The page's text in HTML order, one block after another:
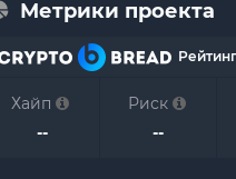
Метрики проекта
Рейтинг
Хайп
--
Риск
--